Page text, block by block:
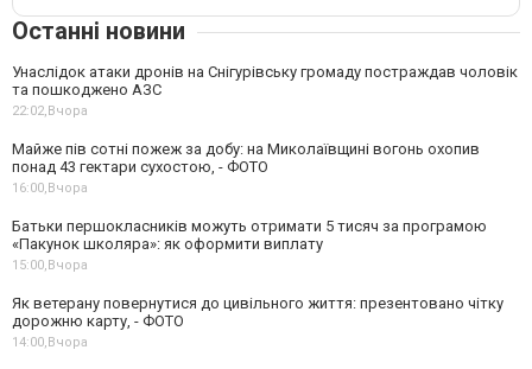
Останні новини
Унаслідок атаки дронів на Снігурівську громаду постраждав чоловік
та пошкоджено АЗС
22:02,Вчора
Майже пів сотні пожеж за добу: на Миколаївщині вогонь охопив
понад 43 гектари сухостою, - ФОТО
16:00,Вчора
Батьки першокласників можуть отримати 5 тисяч за програмою
«Пакунок школяра»: як оформити виплату
15:00,Вчора
Як ветерану повернутися до цивільного життя: презентовано чітку
дорожню карту, - ФОТО
14:00,Вчора